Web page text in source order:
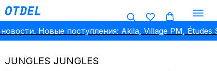
Новые поступления: Akila, Village PM, Études
JUNGLES JUNGLES